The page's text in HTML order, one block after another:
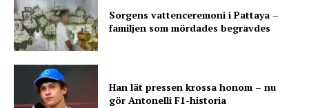
Sorgens vattenceremoni i Pattaya –
familjen som mördades begravdes
Han lät pressen krossa honom – nu
gör Antonelli F1-historia